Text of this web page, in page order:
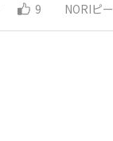
9 NORIピー